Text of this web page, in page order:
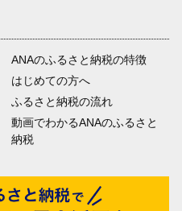
ANAのふるさと納税の特徴
はじめての方へ
ふるさと納税の流れ
動画でわかるANAのふるさと
納税